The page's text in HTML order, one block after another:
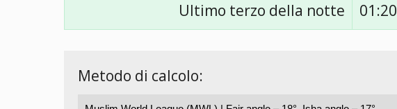
Ultimo terzo della notte
01:20
Metodo di calcolo: